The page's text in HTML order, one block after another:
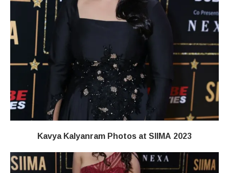
Kavya Kalyanram Photos at SIIMA 2023